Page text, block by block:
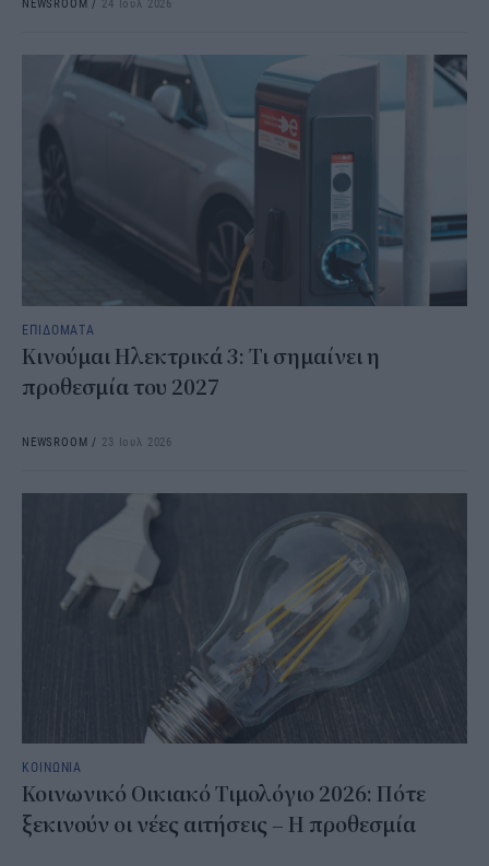
ΕΠΙΔΟΜΑΤΑ
Κινούμαι Ηλεκτρικά 3: Τι σημαίνει η
προθεσμία του 2027
NEWSROOM / 23 Ιουλ 2026
ΚΟΙΝΩΝΙΑ
Κοινωνικό Οικιακό Τιμολόγιο 2026: Πότε
ξεκινούν οι νέες αιτήσεις – Η προθεσμία